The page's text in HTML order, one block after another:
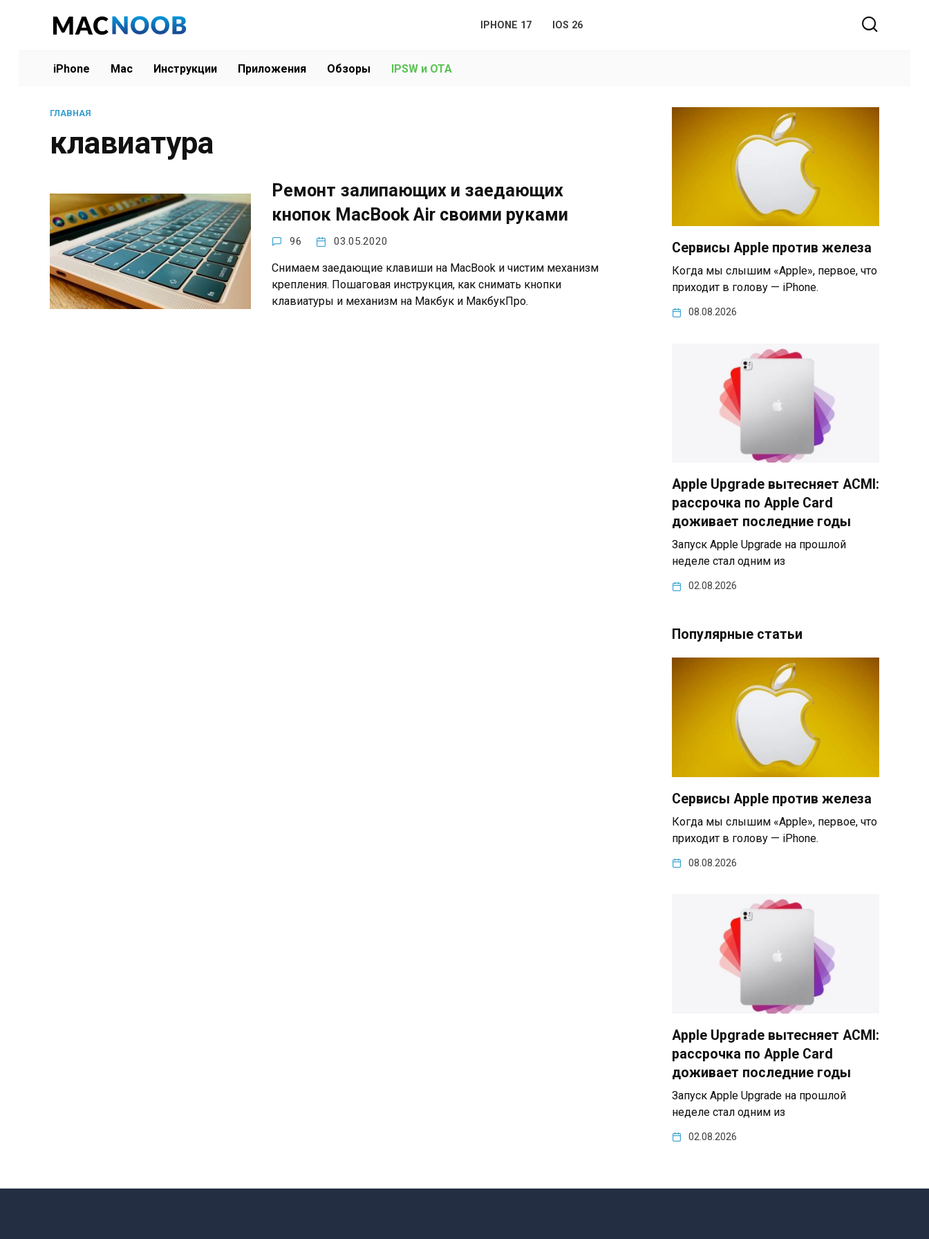
IPHONE 17 IOS 26
iPhone Mac Инструкции Приложения Обзоры IPSW и OTA
ГЛАВНАЯ
клавиатура
Ремонт залипающих и заедающих
кнопок MacBook Air своими руками
96 03.05.2020
Снимаем заедающие клавиши на MacBook и чистим механизм
крепления. Пошаговая инструкция, как снимать кнопки
клавиатуры и механизм на Макбук и МакбукПро.
Сервисы Apple против железа
Когда мы слышим «Apple», первое, что
приходит в голову — iPhone.
08.08.2026
Apple Upgrade вытесняет ACMI:
рассрочка по Apple Card
доживает последние годы
Запуск Apple Upgrade на прошлой
неделе стал одним из
02.08.2026
Популярные статьи
Сервисы Apple против железа
Когда мы слышим «Apple», первое, что
приходит в голову — iPhone.
08.08.2026
Apple Upgrade вытесняет ACMI:
рассрочка по Apple Card
доживает последние годы
Запуск Apple Upgrade на прошлой
неделе стал одним из
02.08.2026